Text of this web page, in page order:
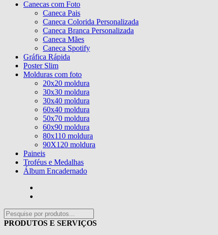
Canecas com Foto
Caneca Pais
Caneca Colorida Personalizada
Caneca Branca Personalizada
Caneca Mães
Caneca Spotify
Gráfica Rápida
Poster Slim
Molduras com foto
20x20 moldura
30x30 moldura
30x40 moldura
60x40 moldura
50x70 moldura
60x90 moldura
80x110 moldura
90X120 moldura
Paineis
Troféus e Medalhas
Álbum Encadernado
PRODUTOS E SERVIÇOS